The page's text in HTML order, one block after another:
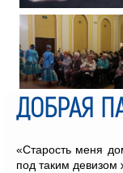
ДОБРАЯ
«Старость меня
под таким девизом